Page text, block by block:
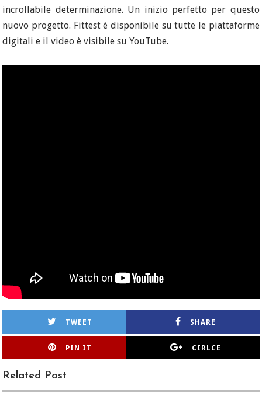
incrollabile determinazione. Un inizio perfetto per questo
nuovo progetto. Fittest è disponibile su tutte le piattaforme
digitali e il video è visibile su YouTube.
TWEET SHARE
PIN IT CIRLCE
Related Post